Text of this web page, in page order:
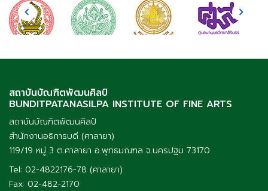
สถาบันบัณฑิตพัฒนศิลป์
BUNDITPATANASILPA INSTITUTE OF FINE ARTS
สถาบันบัณฑิตพัฒนศิลป์
สำนักงานอธิการบดี (ศาลายา)
119/19 หมู่ 3 ต.ศาลายา อ.พุทธมณฑล จ.นครปฐม 73170
Tel: 02-4822176-78 (ศาลายา)
Fax: 02-482-2170